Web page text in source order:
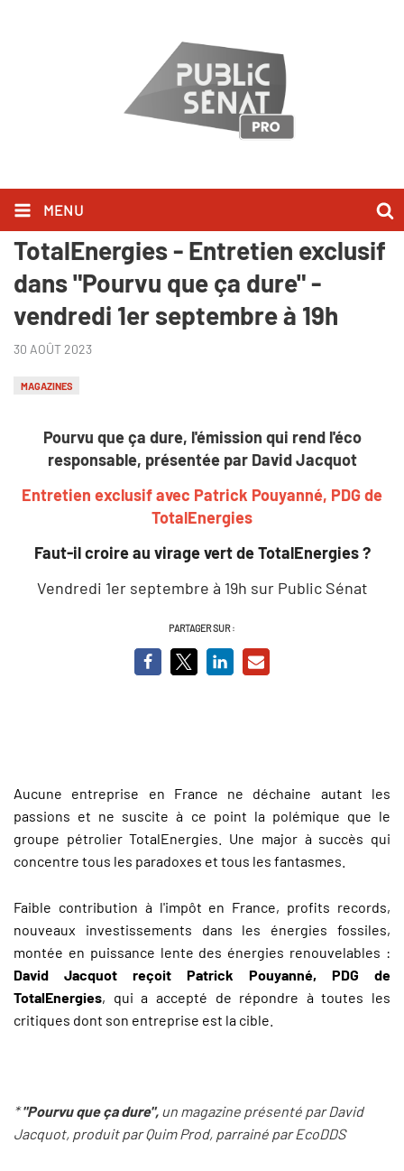
MENU
Patrick Pouyanné, PDG de
TotalEnergies - Entretien exclusif
dans "Pourvu que ça dure" -
vendredi 1er septembre à 19h
30 AOÛT 2023
MAGAZINES
Pourvu que ça dure, l'émission qui rend l'éco
responsable, présentée par David Jacquot
Entretien exclusif avec Patrick Pouyanné, PDG de
TotalEnergies
Faut-il croire au virage vert de TotalEnergies ?
Vendredi 1er septembre à 19h sur Public Sénat
PARTAGER SUR :
Aucune entreprise en France ne déchaine autant les
passions et ne suscite à ce point la polémique que le
groupe pétrolier TotalEnergies. Une major à succès qui
concentre tous les paradoxes et tous les fantasmes.
Faible contribution à l'impôt en France, profits records,
nouveaux investissements dans les énergies fossiles,
montée en puissance lente des énergies renouvelables :
David Jacquot reçoit Patrick Pouyanné, PDG de
TotalEnergies, qui a accepté de répondre à toutes les
critiques dont son entreprise est la cible.
* "Pourvu que ça dure", un magazine présenté par David
Jacquot, produit par Quim Prod, parrainé par EcoDDS